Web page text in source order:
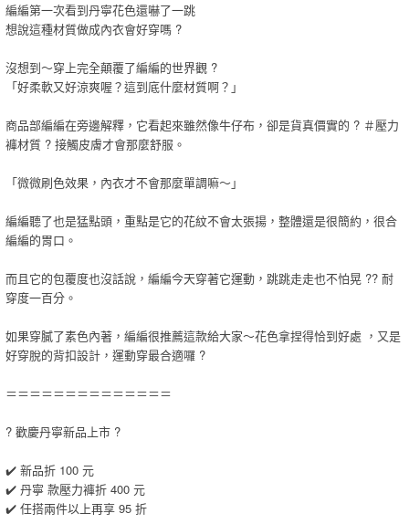
編編第一次看到丹寧花色還嚇了一跳
想說這種材質做成內衣會好穿嗎 ?
沒想到～穿上完全顛覆了編編的世界觀 ?
「好柔軟又好涼爽喔？這到底什麼材質啊？」
商品部編編在旁邊解釋，它看起來雖然像牛仔布，卻是貨真價實的 ? ＃壓力
褲材質 ? 接觸皮膚才會那麼舒服。
「微微刷色效果，內衣才不會那麼單調嘛～」
編編聽了也是猛點頭，重點是它的花紋不會太張揚，整體還是很簡約，很合
編編的胃口。
而且它的包覆度也沒話說，編編今天穿著它運動，跳跳走走也不怕晃 ?? 耐
穿度一百分。
如果穿膩了素色內著，編編很推薦這款給大家～花色拿捏得恰到好處 ，又是
好穿脫的背扣設計，運動穿最合適囉 ?
＝＝＝＝＝＝＝＝＝＝＝＝＝＝
? 歡慶丹寧新品上市 ?
✔️ 新品折 100 元
✔️ 丹寧 款壓力褲折 400 元
✔️ 任搭兩件以上再享 95 折